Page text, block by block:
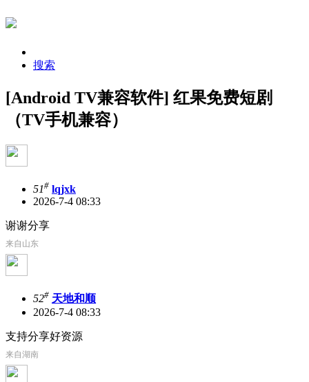
搜索
[Android TV兼容软件] 红果免费短剧
（TV手机兼容）
51# lqjxk
2026-7-4 08:33
谢谢分享
来自山东
52# 天地和顺
2026-7-4 08:33
支持分享好资源
来自湖南